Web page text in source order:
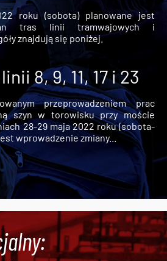
roku (sobota) planowane jest
tras linii tramwajowych i
znajdują się poniżej.
8, 9, 11, 17 i 23
przeprowadzeniem prac
szyn w torowisku przy moście
28-29 maja 2022 roku (sobota-
wprowadzenie zmiany...